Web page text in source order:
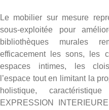
Le mobilier sur mesure
sous-exploitée pour
bibliothèques murales
efficacement les sons, les
espaces intimes, les
l’espace tout en limitant la
holistique,
EXPRESSION